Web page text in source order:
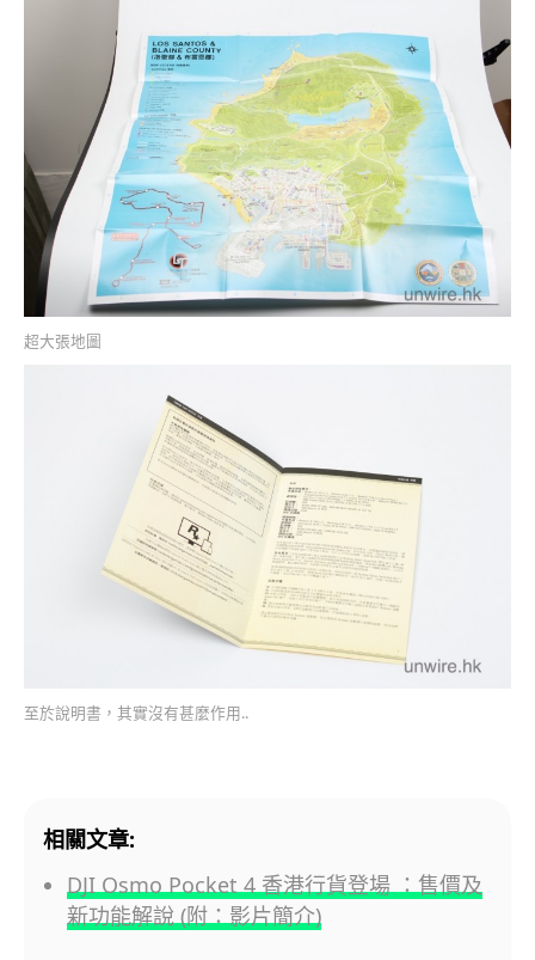
超大張地圖
至於說明書，其實沒有甚麼作用..
相關文章:
DJI Osmo Pocket 4 香港行貨登場 ：售價及
新功能解說 (附：影片簡介)